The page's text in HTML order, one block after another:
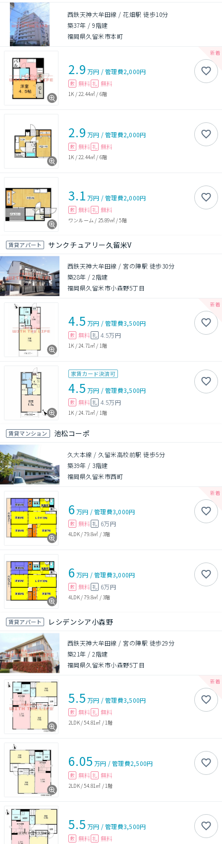
西鉄天神大牟田線 / 花畑駅 徒歩10分
築37年 /9階建
福岡県久留米市本町
2.9 万円 /管理費2,000円
敷 無料 礼 無料
1K / 22.44㎡ / 6階
2.9 万円 /管理費2,000円
敷 無料 礼 無料
1K / 22.44㎡ / 6階
3.1 万円 /管理費2,000円
敷 無料 礼 無料
ワンルーム / 25.89㎡/5階
賃貸アパート サンクチュアリー久留米V
西鉄天神大牟田線 / 宮の陣駅 徒歩30分
築28年 /2階建
福岡県久留米市小森野5丁目
4.5 万円 /管理費3,500円
敷 無料 礼 4.5万円
1K / 24.71㎡ / 1階
家賃カード決済可
4.5 万円 /管理費3,500円
敷 無料 礼 4.5万円
1K /24.71㎡ / 1階
賃貸マンション 池松コーポ
久大本線 / 久留米高校前駅 徒歩5分
築39年 / 3階建
福岡県久留米市西町
6 万円 /管理費3,000円
敷 無料 礼 6万円
4LDK/79.8㎡ /3階
6 万円 /管理費3,000円
敷 無料 礼 6万円
4LDK/79.8㎡ /3階
賃貸アパート レシデンシア小森野
西鉄天神大牟田線 / 宮の陣駅 徒歩29分
築21年 /2階建
福岡県久留米市小森野5丁目
5.5 万円 /管理費3,500円
敷 無料 礼 無料
2LDK/54.81㎡ / 1階
6.05 万円 /管理費2,500円
敷 無料 礼 無料
2LDK/54.81㎡ / 1階
5.5 万円 /管理費3,500円
敷 無料 礼 無料